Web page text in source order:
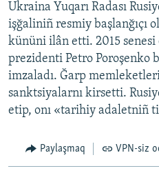
Ukraina Yuqarı Radası
işğaliniñ resmiy başlanğıçı
kününi ilân etti. 2015
prezidenti Petro Poroşenko
imzaladı. Ğarp
sanktsiyalarnı kirsetti.
etip, onı «tarihiy adaletniñ
Paylaşmaq VPN-siz